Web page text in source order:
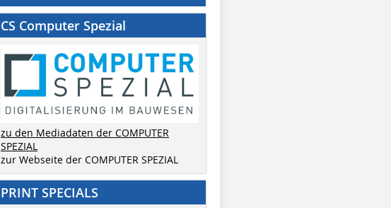
CS Computer Spezial
zu den Mediadaten der COMPUTER
SPEZIAL
zur Webseite der COMPUTER SPEZIAL
PRINT SPECIALS